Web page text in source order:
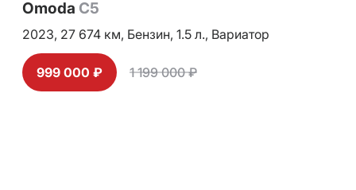
Omoda C5
2023, 27 674 км, Бензин, 1.5 л., Вариатор
999 000 ₽ 1 199 000 ₽